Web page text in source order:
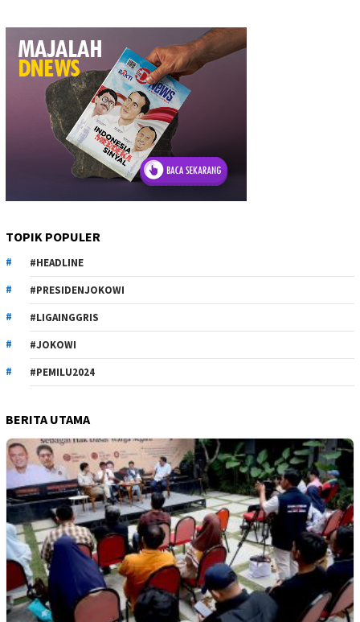
TOPIK POPULER
#HEADLINE
#PRESIDENJOKOWI
#LIGAINGGRIS
#JOKOWI
#PEMILU2024
BERITA UTAMA